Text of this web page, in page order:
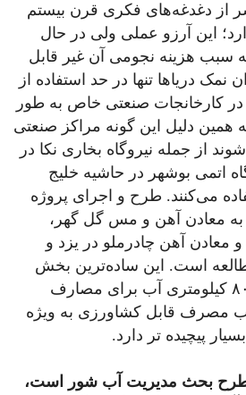
از دغدغه‌های فکری قرن بیستم
این آرزو عملی ولی در حال
سبب هزینه نجومی آن غیر قابل
دریا‌ها تنها در حد استفاده از
کارخانجات صنعتی خاص به طور
همین دلیل این گونه مراکز صنعتی
از جمله نیروگاه بخاری نکا در
اتمی بوشهر در حاشیه خلیج
می‌کنند. طرح و اجرای پروژه
به معادن آهن و مس گل گهر،
آهن چادرملو در یزد و
است. این ساده‌ترین بخش
کاهش نمک و انتقال ۸۰۰ کیلومتری آب برای مصارف
مصرف قابل کشاورزی به ویژه
پیچیده تر دارد.
بحث مدیریت آب شور است،